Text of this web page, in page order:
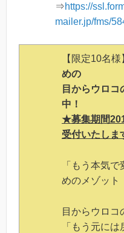
⇒https://
mailer.jp/fms/
【限定10名様
めの
目からウロ
中！
★募集期間
受付いたしま
「もう本気
めのメゾット
目からウロコ
「もう元に